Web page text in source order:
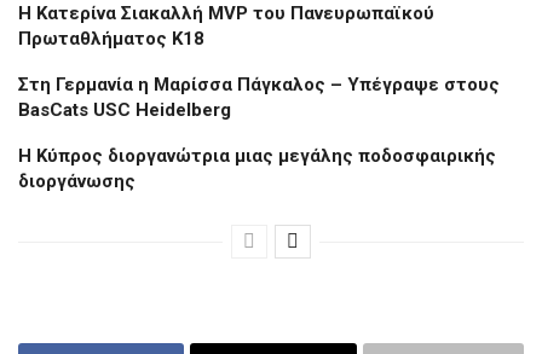
H Kατερίνα Σιακαλλή MVP του Πανευρωπαϊκού
Πρωταθλήματος Κ18
Στη Γερμανία η Μαρίσσα Πάγκαλος – Υπέγραψε στους
BasCats USC Heidelberg
Η Κύπρος διοργανώτρια μιας μεγάλης ποδοσφαιρικής
διοργάνωσης